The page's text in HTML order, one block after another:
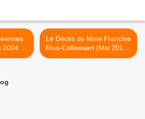
-
Le Décès de Mme Francine
Rius-Callewaert (Mai 2019).
>